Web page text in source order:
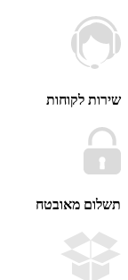
לקוחות
מאובטח